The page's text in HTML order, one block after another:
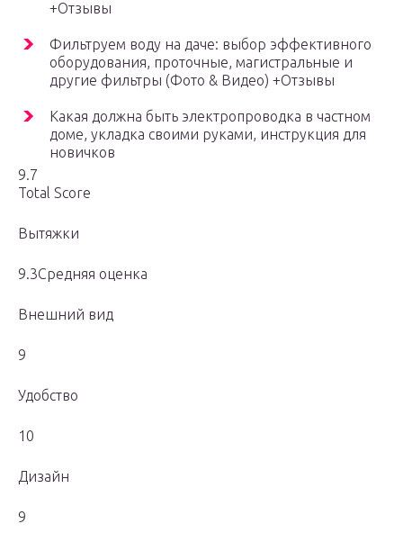
+Отзывы
Фильтруем воду на даче: выбор эффективного
оборудования, проточные, магистральные и
другие фильтры (Фото & Видео) +Отзывы
Какая должна быть электропроводка в частном
доме, укладка своими руками, инструкция для
новичков
9.7
Total Score
Вытяжки
9.3Средняя оценка
Внешний вид
9
Удобство
10
Дизайн
9